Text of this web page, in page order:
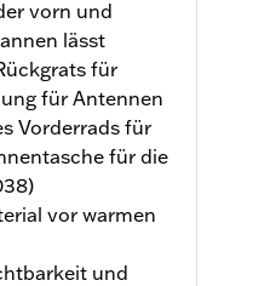
vorn und
lässt
für
für Antennen
Vorderrads für
für die
vor warmen
und